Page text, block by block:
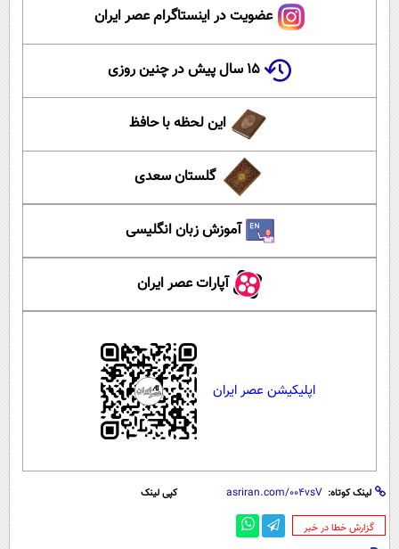
عضویت در اینستاگرام عصر ایران
۱۵ سال پیش در چنین روزی
این لحظه با حافظ
گلستان سعدی
آموزش زبان انگلیسی
آپارات عصر ایران
اپلیکیشن عصر ایران
لینک کوتاه: کپی لینک
‌گزارش خطا در خبر